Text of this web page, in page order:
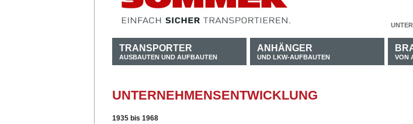
TRANSPORTER
AUSBAUTEN UND AUFBAUTEN
ANHÄNGER
UND LKW-AUFBAUTEN VON
UNTERNEHMENSENTWICKLUNG
1935 bis 1968